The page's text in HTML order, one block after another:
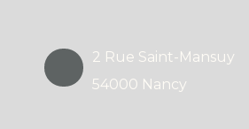
2 Rue Saint-Mansuy
54000 Nancy